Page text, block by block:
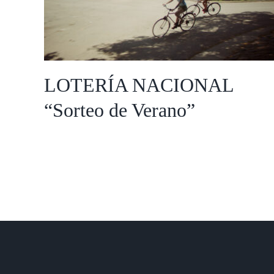
“Sorteo de Verano”
LOTERÍA NACIONAL
“Sorteo de Verano”